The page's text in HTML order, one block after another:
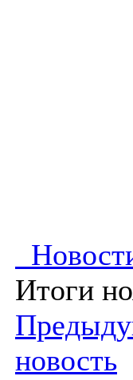
Итоги
новость